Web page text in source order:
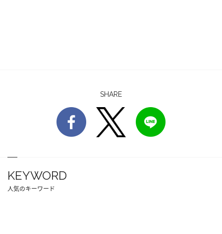
SHARE
KEYWORD
人気のキーワード